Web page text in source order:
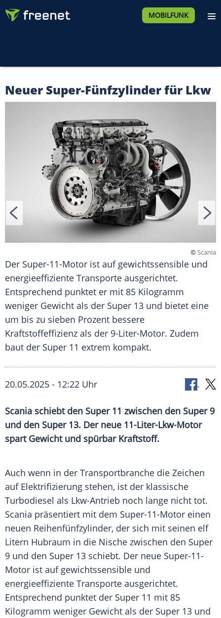
MOBILFUNK
Neuer Super-Fünfzylinder für Lkw
©Scania
Der Super-11-Motor ist auf gewichtssensible und
energieeffiziente Transporte ausgerichtet.
Entsprechend punktet er mit 85 Kilogramm
weniger Gewicht als der Super 13 und bietet eine
um bis zu sieben Prozent bessere
Kraftstoffeffizienz als der 9-Liter-Motor. Zudem
baut der Super 11 extrem kompakt.
20.05.2025 - 12:22 Uhr
Scania schiebt den Super 11 zwischen den Super 9
und den Super 13. Der neue 11-Liter-Lkw-Motor
spart Gewicht und spürbar Kraftstoff.
Auch wenn in der Transportbranche die Zeichen
auf Elektrifizierung stehen, ist der klassische
Turbodiesel als Lkw-Antrieb noch lange nicht tot.
Scania präsentiert mit dem Super-11-Motor einen
neuen Reihenfünfzylinder, der sich mit seinen elf
Litern Hubraum in die Nische zwischen den Super
9 und den Super 13 schiebt. Der neue Super-11-
Motor ist auf gewichtssensible und
energieeffiziente Transporte ausgerichtet.
Entsprechend punktet der Super 11 mit 85
Kilogramm weniger Gewicht als der Super 13 und